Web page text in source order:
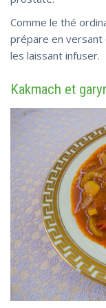
Comme le thé
prépare en versant
les laissant infuser.
Kakmach et